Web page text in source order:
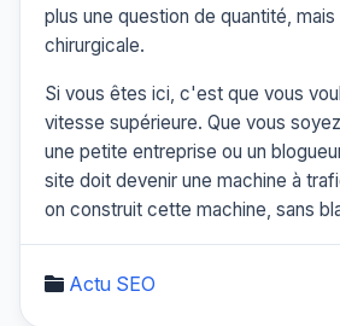
plus une question de quantité,
chirurgicale.
Si vous êtes ici, c'est que vous
vitesse supérieure. Que vous
une petite entreprise ou un
site doit devenir une machine à
on construit cette machine, sans
Actu SEO